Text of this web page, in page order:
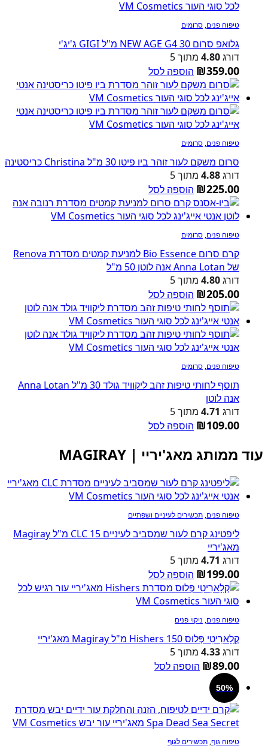
טיפוח פנים, סרומים
גלואפ סרום NEW AGE G4 30 מ"ל GIGI ג'יג'י
דורג4.80 מתוך 5
₪359.00 הוספה לסל
טיפוח פנים, סרומים
סרום משקם לעור זוהר ביו פיטו 30 מ"ל Christina כריסטינה
דורג4.88 מתוך 5
₪225.00 הוספה לסל
טיפוח פנים, סרומים
קרם סרום Bio Essence למניעת קמטים מסדרת Renova
של Anna Lotan אנה לוטן 50 מ"ל
דורג4.80 מתוך 5
₪205.00 הוספה לסל
טיפוח פנים, סרומים
תוסף לחותי טיפות זהב ליקוויד גולד 30 מ"ל Anna Lotan
אנה לוטן
דורג 4.71 מתוך 5
₪109.00 הוספה לסל
עוד ממותג מאג'יריי | MAGIRAY
טיפוח פנים, תכשירים לעיניים ושפתיים
ליפטינג קרם לעור שמסביב לעיניים CLC 15 מ"ל Magiray
מאג'יריי
דורג 4.71 מתוך 5
₪199.00 הוספה לסל
טיפוח פנים, ניקוי פנים
קְלָארִיטִי פְּלוּס Hishers 150 מ"ל Magiray מאג'יריי
דורג4.33 מתוך 5
₪89.00 הוספה לסל
50%
טיפוח גוף, תכשירים לגוף